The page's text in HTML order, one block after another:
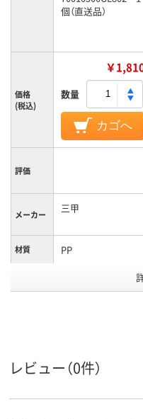
個（直送品）
価格
(税込)
￥
数量
カゴへ
評価
メーカー 三甲
材質 PP
ループ
レビュー（0件）